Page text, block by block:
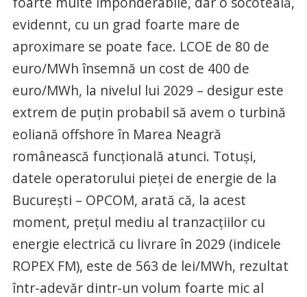
evidennt, cu un grad foarte mare de
aproximare se poate face. LCOE de 80 de
euro/MWh însemnă un cost de 400 de
euro/MWh, la nivelul lui 2029 – desigur este
extrem de puțin probabil să avem o turbină
eoliană offshore în Marea Neagră
românească funcțională atunci. Totuși,
datele operatorului pieței de energie de la
București – OPCOM, arată că, la acest
moment, prețul mediu al tranzacțiilor cu
energie electrică cu livrare în 2029 (indicele
ROPEX FM), este de 563 de lei/MWh, rezultat
într-adevăr dintr-un volum foarte mic al